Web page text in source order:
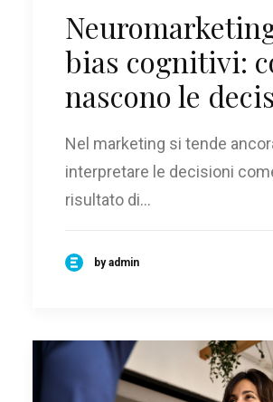
bias cognitivi:
nascono le
Nel marketing si tende
interpretare le decisioni
risultato di…
by admin